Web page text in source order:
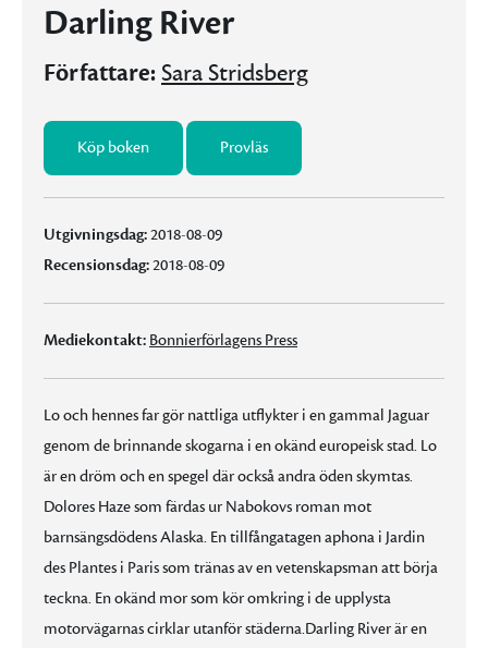
Darling River
Författare:Sara Stridsberg
Köp boken Provläs
Utgivningsdag:2018-08-09
Recensionsdag:2018-08-09
Mediekontakt: Bonnierförlagens Press
Lo och hennes far gör nattliga utflykter i en gammal Jaguar
genom de brinnande skogarna i en okänd europeisk stad. Lo
är en dröm och en spegel där också andra öden skymtas.
Dolores Haze som färdas ur Nabokovs roman mot
barnsängsdödens Alaska. En tillfångatagen aphona i Jardin
des Plantes i Paris som tränas av en vetenskapsman att börja
teckna. En okänd mor som kör omkring i de upplysta
motorvägarnas cirklar utanför städerna.Darling River är en